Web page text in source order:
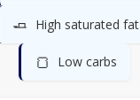
🧈 High saturated fat
🍞 Low carbs